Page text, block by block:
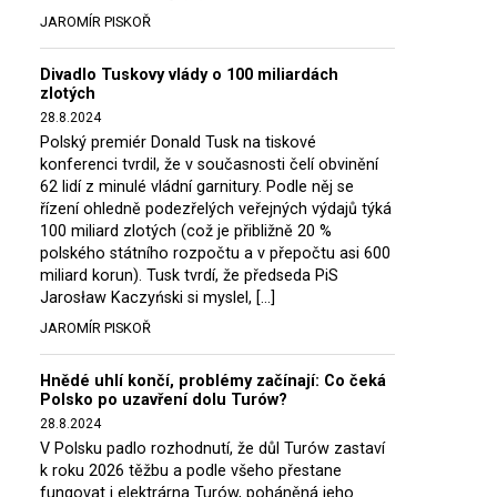
JAROMÍR PISKOŘ
Divadlo Tuskovy vlády o 100 miliardách
zlotých
28.8.2024
Polský premiér Donald Tusk na tiskové
konferenci tvrdil, že v současnosti čelí obvinění
62 lidí z minulé vládní garnitury. Podle něj se
řízení ohledně podezřelých veřejných výdajů týká
100 miliard zlotých (což je přibližně 20 %
polského státního rozpočtu a v přepočtu asi 600
miliard korun). Tusk tvrdí, že předseda PiS
Jarosław Kaczyński si myslel, […]
JAROMÍR PISKOŘ
Hnědé uhlí končí, problémy začínají: Co čeká
Polsko po uzavření dolu Turów?
28.8.2024
V Polsku padlo rozhodnutí, že důl Turów zastaví
k roku 2026 těžbu a podle všeho přestane
fungovat i elektrárna Turów, poháněná jeho